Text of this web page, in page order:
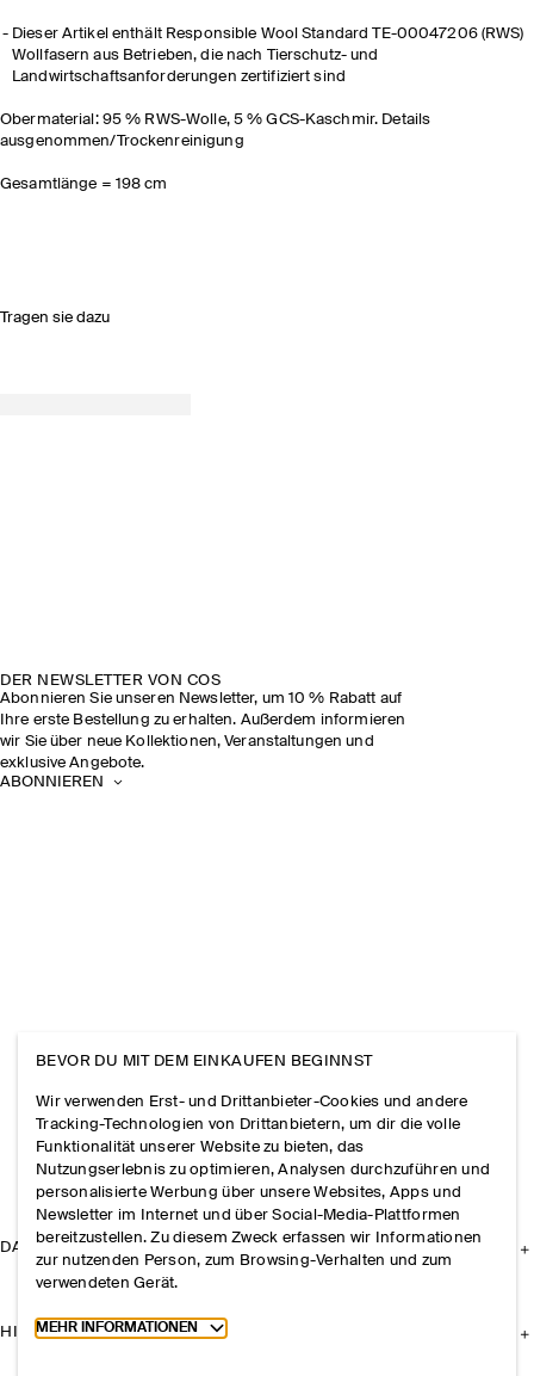
Dieser Artikel enthält Responsible Wool Standard TE-00047206 (RWS)
Wollfasern aus Betrieben, die nach Tierschutz- und
Landwirtschaftsanforderungen zertifiziert sind
Obermaterial: 95 % RWS-Wolle, 5 % GCS-Kaschmir. Details
ausgenommen/Trockenreinigung
Gesamtlänge = 198 cm
Tragen sie dazu
DER NEWSLETTER VON COS
Abonnieren Sie unseren Newsletter, um 10 % Rabatt auf
Ihre erste Bestellung zu erhalten. Außerdem informieren
wir Sie über neue Kollektionen, Veranstaltungen und
exklusive Angebote.
ABONNIEREN
DAS UNTERNEHMEN
HILFE
BEVOR DU MIT DEM EINKAUFEN BEGINNST
Wir verwenden Erst- und Drittanbieter-Cookies und andere
Tracking-Technologien von Drittanbietern, um dir die volle
Funktionalität unserer Website zu bieten, das
Nutzungserlebnis zu optimieren, Analysen durchzuführen und
personalisierte Werbung über unsere Websites, Apps und
Newsletter im Internet und über Social-Media-Plattformen
bereitzustellen. Zu diesem Zweck erfassen wir Informationen
zur nutzenden Person, zum Browsing-Verhalten und zum
verwendeten Gerät.
Toggle more cookie information
MEHR INFORMATIONEN